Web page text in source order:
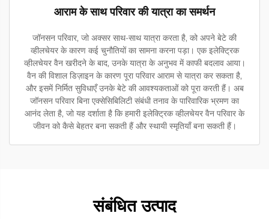
आराम के साथ परिवार की यात्रा का समर्थन
जॉनसन परिवार, जो अक्सर साथ-साथ यात्रा करता है, को अपने बेटे की
व्हीलचेयर के कारण कई चुनौतियों का सामना करना पड़ा। एक इलेक्ट्रिक
व्हीलचेयर वैन खरीदने के बाद, उनके यात्रा के अनुभव में काफी बदलाव आया।
वैन की विशाल डिज़ाइन के कारण पूरा परिवार आराम से यात्रा कर सकता है,
और इसमें निर्मित सुविधाएँ उनके बेटे की आवश्यकताओं को पूरा करती हैं। अब
जॉनसन परिवार बिना एक्सेसिबिलिटी संबंधी तनाव के पारिवारिक भ्रमण का
आनंद लेता है, जो यह दर्शाता है कि हमारी इलेक्ट्रिक व्हीलचेयर वैन परिवार के
जीवन को कैसे बेहतर बना सकती हैं और स्थायी स्मृतियाँ बना सकती हैं।
संबंधित उत्पाद